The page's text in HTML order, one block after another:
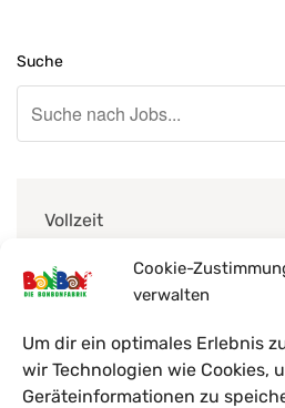
Cookie-
verwalten
Um dir ein optimales Erlebnis
wir Technologien wie Cookies,
Geräteinformationen zu
Suche
Vollzeit
Sweet Pack Tec GmbH